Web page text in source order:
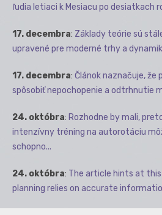
ľudia letiaci k Mesiacu po desiatkach
17. decembra: Základy teórie sú
upravené pre moderné trhy a
17. decembra: Článok naznačuje, že
spôsobiť nepochopenie a odtrhnutie
24. októbra: Rozhodne by mali,
intenzívny tréning na autorotáciu
schopno...
24. októbra: The article hints at
planning relies on accurate